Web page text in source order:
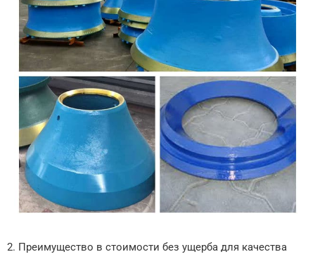
2. Преимущество в стоимости без ущерба для качества